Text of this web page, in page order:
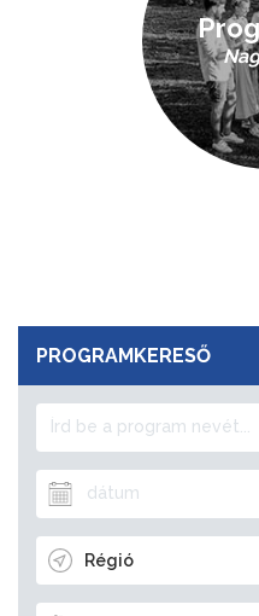
PROGRAMKERESŐ
Régió